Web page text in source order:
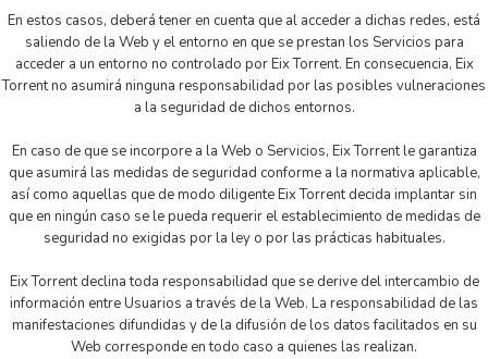
En estos casos, deberá tener en cuenta que al acceder a dichas redes, está
saliendo de la Web y el entorno en que se prestan los Servicios para
acceder a un entorno no controlado por Eix Torrent. En consecuencia, Eix
Torrent no asumirá ninguna responsabilidad por las posibles vulneraciones
a la seguridad de dichos entornos.
En caso de que se incorpore a la Web o Servicios, Eix Torrent le garantiza
que asumirá las medidas de seguridad conforme a la normativa aplicable,
así como aquellas que de modo diligente Eix Torrent decida implantar sin
que en ningún caso se le pueda requerir el establecimiento de medidas de
seguridad no exigidas por la ley o por las prácticas habituales.
Eix Torrent declina toda responsabilidad que se derive del intercambio de
información entre Usuarios a través de la Web. La responsabilidad de las
manifestaciones difundidas y de la difusión de los datos facilitados en su
Web corresponde en todo caso a quienes las realizan.